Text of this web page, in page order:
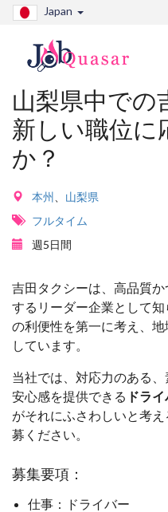
Japan
山梨県中での
新しい職位に
か？
本州
山梨県
フルタイム
週5日間
吉田タクシーは、高品質
するリーダー企業として
の利便性を第一に考え、
しています。
当社では、対応力のある
安心感を提供できる ドラ
がそれにふさわしいと考
募ください。
募集要項：
仕事：ドライバー